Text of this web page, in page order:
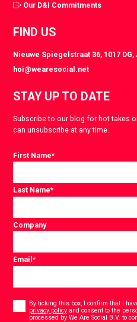
Our D&I Commitments
FIND US
Nieuwe Spiegelstraat 36, 1017
hoi@wearesocial.net
STAY UP TO DATE
Subscribe to our blog for hot takes
can unsubscribe at any time.
First Name*
Last Name*
Company
Email*
By ticking this box, I confirm that I
privacy policy and consent to the
processed by We Are Social B.V. to